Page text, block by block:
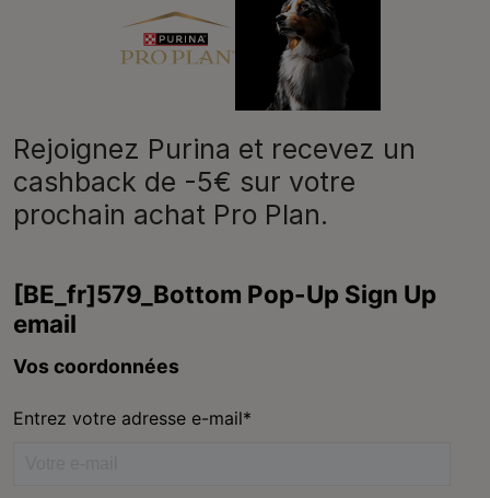
Rejoignez Purina et recevez un
cashback de -5€ sur votre
prochain achat Pro Plan.
facebook instagram youtube